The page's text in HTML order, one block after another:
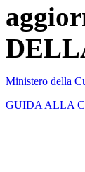
Ministero della
GUIDA ALLA